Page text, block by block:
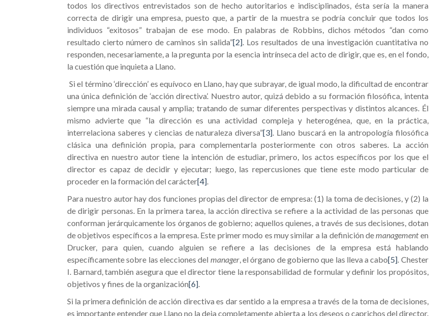
todos los directivos entrevistados son de hecho autoritarios e indisciplinados, ésta sería la manera
correcta de dirigir una empresa, puesto que, a partir de la muestra se podría concluir que todos los
individuos “exitosos” trabajan de ese modo. En palabras de Robbins, dichos métodos “dan como
resultado cierto número de caminos sin salida”[2]. Los resultados de una investigación cuantitativa no
responden, necesariamente, a la pregunta por la esencia intrínseca del acto de dirigir, que es, en el fondo,
la cuestión que inquieta a Llano.
Si el término ‘dirección’ es equívoco en Llano, hay que subrayar, de igual modo, la dificultad de encontrar
una única definición de ‘acción directiva’. Nuestro autor, quizá debido a su formación filosófica, intenta
siempre una mirada causal y amplia; tratando de sumar diferentes perspectivas y distintos alcances. Él
mismo advierte que “la dirección es una actividad compleja y heterogénea, que, en la práctica,
interrelaciona saberes y ciencias de naturaleza diversa”[3]. Llano buscará en la antropología filosófica
clásica una definición propia, para complementarla posteriormente con otros saberes. La acción
directiva en nuestro autor tiene la intención de estudiar, primero, los actos específicos por los que el
director es capaz de decidir y ejecutar; luego, las repercusiones que tiene este modo particular de
proceder en la formación del carácter[4].
Para nuestro autor hay dos funciones propias del director de empresa: (1) la toma de decisiones, y (2) la
de dirigir personas. En la primera tarea, la acción directiva se refiere a la actividad de las personas que
conforman jerárquicamente los órganos de gobierno; aquellos quienes, a través de sus decisiones, dotan
de objetivos específicos a la empresa. Este primer modo es muy similar a la definición demanagementen
Drucker, para quien, cuando alguien se refiere a las decisiones de la empresa está hablando
específicamente sobre las elecciones del manager, el órgano de gobierno que las lleva a cabo[5]. Chester
I. Barnard, también asegura que el director tiene la responsabilidad de formular y definir los propósitos,
objetivos y fines de la organización[6].
Si la primera definición de acción directiva es dar sentido a la empresa a través de la toma de decisiones,
es importante entender que Llano no la deja completamente abierta a los deseos o caprichos del director.